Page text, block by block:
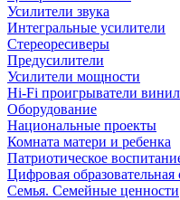
Усилители звука
Интегральные усилители
Стереоресиверы
Предусилители
Усилители мощности
Hi-Fi проигрыватели
Оборудование
Национальные проекты
Комната матери и ребенка
Патриотическое
Цифровая образовательная
Семья. Семейные ценности